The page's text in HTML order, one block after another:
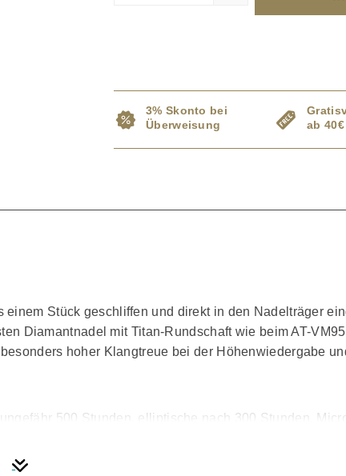
3% Skonto bei
Überweisung
ab 40€
Stück geschliffen und direkt in den Nadelträger
Diamantnadel mit Titan-Rundschaft wie beim AT-
hoher Klangtreue bei der Höhenwiedergabe
500 Stunden, elliptische nach 300 Stunden,
so konzipiert, dass sich die Abtastnadeln